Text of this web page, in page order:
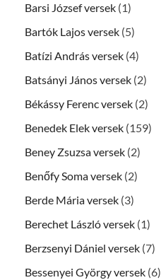
Barsi József versek (1)
Bartók Lajos versek (5)
Batízi András versek (4)
Batsányi János versek (2)
Békássy Ferenc versek (2)
Benedek Elek versek (159)
Beney Zsuzsa versek (2)
Benőfy Soma versek (2)
Berde Mária versek (3)
Berechet László versek (1)
Berzsenyi Dániel versek (7)
Bessenyei György versek (6)